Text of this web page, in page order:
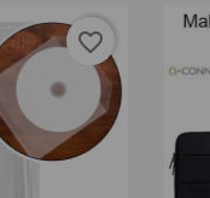
favorite_border